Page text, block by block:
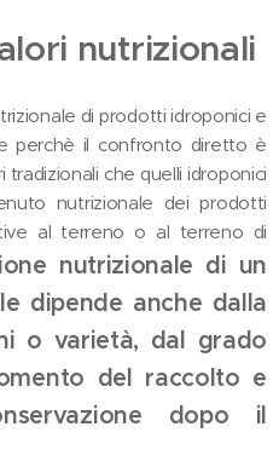
nutrizionali
di prodotti idroponici e
perchè il confronto diretto è
tradizionali che quelli idroponici
nutrizionale dei prodotti
al terreno o al terreno di
nutrizionale di un
dipende anche dalla
o varietà, dal grado
del raccolto e
dopo il